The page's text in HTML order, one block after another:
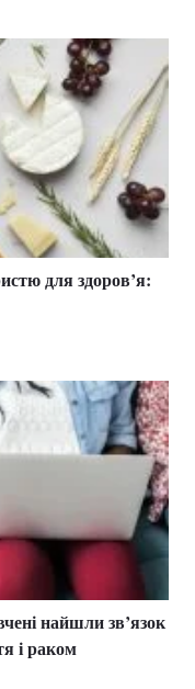
для здоров’я:
найшли зв’язок
і раком